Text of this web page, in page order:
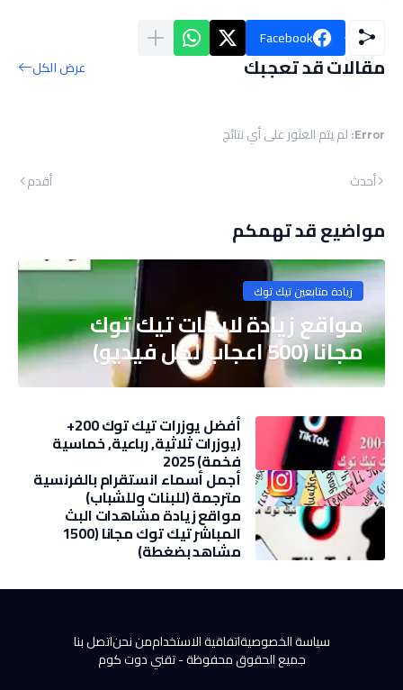
Facebook
مقالات قد تعجبك عرض الكل
Error: لم يتم العثور على أي نتائج
أحدث
أقدم
مواضيع قد تهمكم
زيادة متابعين تيك توك
مواقع زيادة لايكات تيك توك
مجانا (500 اعجاب لكل فيديو)
أفضل يوزرات تيك توك 200+
(يوزرات ثلاثية, رباعية, خماسية
فخمة) 2025
أجمل أسماء انستقرام بالفرنسية
مترجمة (للبنات وللشباب)
مواقع زيادة مشاهدات البث
المباشر تيك توك مجانا (1500
مشاهد بضغطة)
جميع الحقوق محفوظة -تقني دوت كوم
سياسة الخصوصيةاتفاقية الاستخداممن نحناتصل بنا